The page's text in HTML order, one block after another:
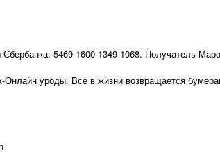
5469 1600 1349 1068. Получатель
уроды. Всё в жизни возвращается